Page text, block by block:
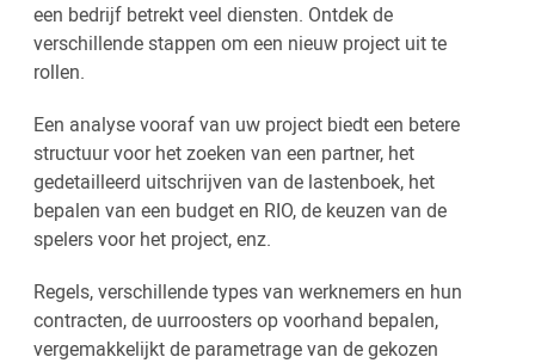
een bedrijf betrekt veel diensten. Ontdek de
verschillende stappen om een nieuw project uit te
rollen.
Een analyse vooraf van uw project biedt een betere
structuur voor het zoeken van een partner, het
gedetailleerd uitschrijven van de lastenboek, het
bepalen van een budget en RIO, de keuzen van de
spelers voor het project, enz.
Regels, verschillende types van werknemers en hun
contracten, de uurroosters op voorhand bepalen,
vergemakkelijkt de parametrage van de gekozen